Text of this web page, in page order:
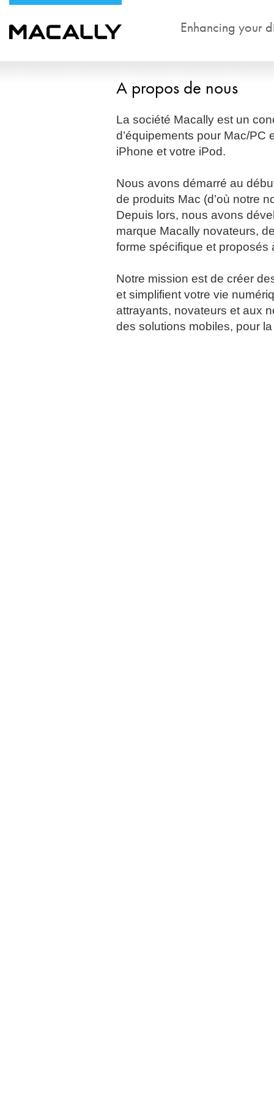
Enhancing your
A propos de nous
La société Macally est un
d’équipements pour Mac/PC
iPhone et votre iPod.
Nous avons démarré au
de produits Mac (d’où notre
Depuis lors, nous avons
marque Macally novateurs,
forme spécifique et proposés
Notre mission est de créer
et simplifient votre vie
attrayants, novateurs et aux
des solutions mobiles, pour